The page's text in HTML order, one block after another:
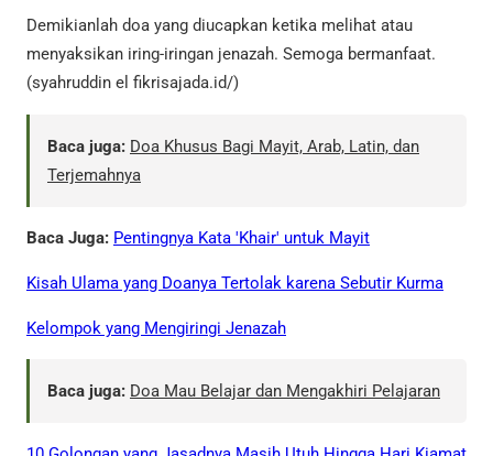
Demikianlah doa yang diucapkan ketika melihat atau
menyaksikan iring-iringan jenazah. Semoga bermanfaat.
(syahruddin el fikrisajada.id/)
Baca juga: Doa Khusus Bagi Mayit, Arab, Latin, dan
Terjemahnya
Baca Juga: Pentingnya Kata 'Khair' untuk Mayit
Kisah Ulama yang Doanya Tertolak karena Sebutir Kurma
Kelompok yang Mengiringi Jenazah
Baca juga: Doa Mau Belajar dan Mengakhiri Pelajaran